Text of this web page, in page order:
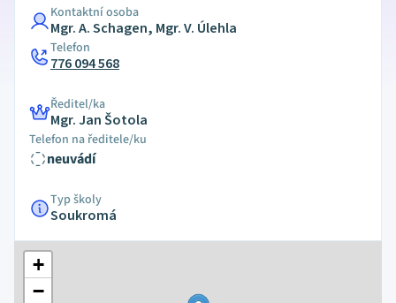
Kontaktní osoba
Mgr. A. Schagen, Mgr. V. Úlehla
Telefon
776 094 568
Ředitel/ka
Mgr. Jan Šotola
Telefon na ředitele/ku
neuvádí
Typ školy
Soukromá
+
−